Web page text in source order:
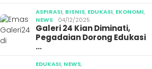
ASPIRASI, BISNIS, EDUKASI, EKONOMI,
NEWS
04/12/2025
Galeri 24 Kian Diminati,
Pegadaian Dorong Edukasi
…
EDUKASI, NEWS,